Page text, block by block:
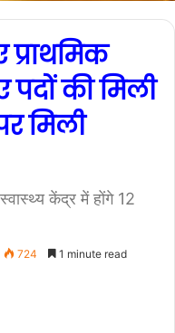
पदों की मिली
मिली
केंद्र में होंगे 12
724 1 minute read